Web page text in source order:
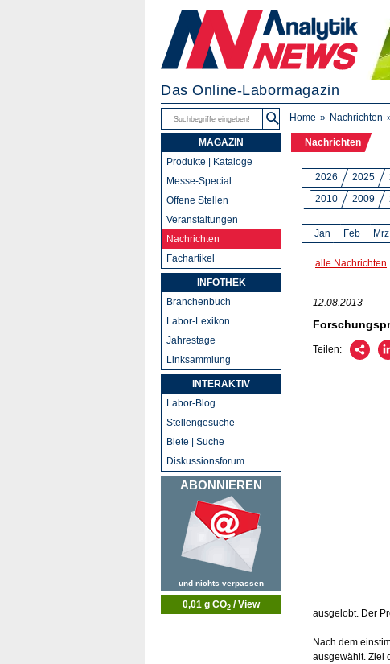
Das Online-Labormagazin
Home Nachrichten
Nachrichten
2026 2025
2010
2009
Jan Feb Mrz
alle Nachrichten
12.08.2013
Teilen:
ausgelobt. Der
Nach dem
ausgewählt. Ziel
MAGAZIN
Produkte | Kataloge
Messe-Special
Offene Stellen
Veranstaltungen
Nachrichten
Fachartikel
INFOTHEK
Branchenbuch
Labor-Lexikon
Jahrestage
Linksammlung
INTERAKTIV
Labor-Blog
Stellengesuche
Biete | Suche
Diskussionsforum
ABONNIEREN
und nichts verpassen
0,01 g CO2 / View